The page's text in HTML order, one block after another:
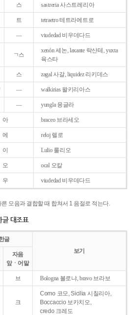
스 sastreria 사스트레리아
트 tetraetro 테트라에트로
― viudedad 비우데다드
ㄱ스
xenón 세논, laxante 락산테, yuxta
육스타
스 zagal 사갈, liquidez 리키데스
― walkirias 왈키리아스
― yungla 융글라
아 braceo 브라세오
에 reloj 렐로
이 Lulio 룰리오
오 ocal 오칼
우 viudedad 비우데다드
른 모음과 결합할 때 합쳐서 1 음절로 적는다.
글 대조표
글
보기
자음
앞ㆍ어말
브 Bologna 볼로냐, bravo 브라보
크
Como 코모, Sicilia 시칠리아,
Boccaccio 보카치오,
credo 크레도